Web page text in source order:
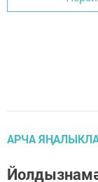
АРЧА